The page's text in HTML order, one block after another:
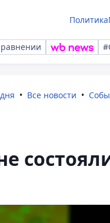
Политика
Все новости